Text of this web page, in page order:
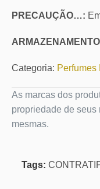
PRECAUÇÃO…:
Categoria:
As marcas dos
propriedade de
mesmas.
Tags: